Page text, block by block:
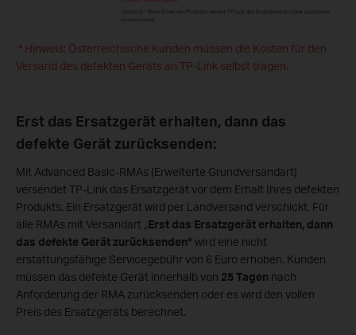
* Hinweis: Österreichische Kunden müssen die Kosten für den
Versand des defekten Geräts an TP-Link selbst tragen.
Erst das Ersatzgerät erhalten, dann das
defekte Gerät zurücksenden:
Mit Advanced Basic-RMAs (Erweiterte Grundversandart)
versendet TP-Link das Ersatzgerät vor dem Erhalt Ihres defekten
Produkts. Ein Ersatzgerät wird per Landversand verschickt. Für
alle RMAs mit Versandart „Erst das Ersatzgerät erhalten, dann
das defekte Gerät zurücksenden“ wird eine nicht
erstattungsfähige Servicegebühr von 6 Euro erhoben. Kunden
müssen das defekte Gerät innerhalb von 25 Tagen nach
Anforderung der RMA zurücksenden oder es wird den vollen
Preis des Ersatzgeräts berechnet.